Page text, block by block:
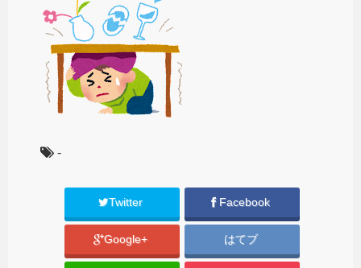
-
Twitter Facebook
Google+ はてブ